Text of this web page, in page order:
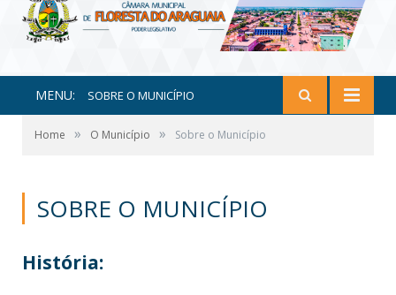
MENU: SOBRE O MUNICÍPIO
Home » O Município » Sobre o Município
SOBRE O MUNICÍPIO
História: